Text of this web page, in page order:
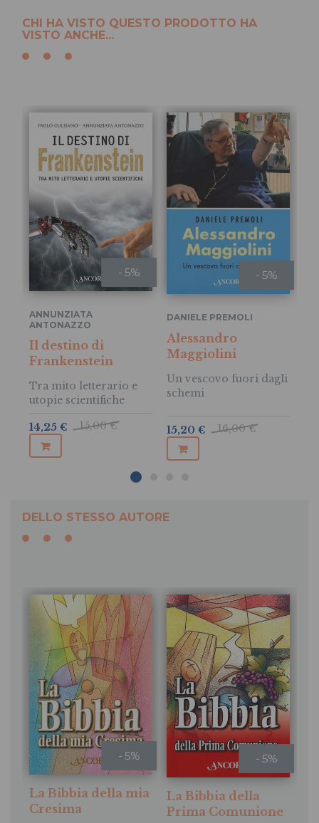
CHI HA VISTO QUESTO PRODOTTO HA
VISTO ANCHE...
- 5%
ANNUNZIATA
ANTONAZZO
,PAOLO GULISANO
Il destino di
Frankenstein
Tra mito letterario e
utopie scientifiche
15,00 €
14,25 €
- 5%
DANIELE PREMOLI
Alessandro
Maggiolini
Un vescovo fuori dagli
schemi
16,00 €
15,20 €
DELLO STESSO AUTORE
- 5%
La Bibbia della mia
Cresima
- 5%
La Bibbia della
Prima Comunione